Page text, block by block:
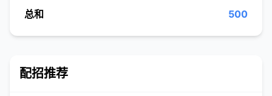
总和 500
配招推荐